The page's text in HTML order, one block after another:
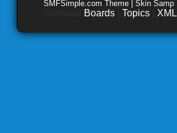
SMFSimple.com Theme | Skin Samp
Boards Topics XML